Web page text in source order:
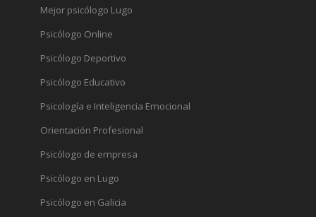
Mejor psicólogo Lugo
Psicólogo Online
Psicólogo Deportivo
Psicólogo Educativo
Psicología e Inteligencia Emocional
Orientación Profesional
Psicólogo de empresa
Psicólogo en Lugo
Psicólogo en Galicia